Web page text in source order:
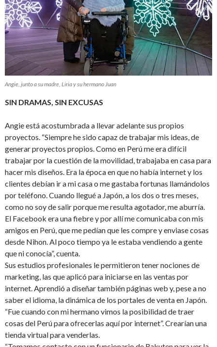
Angie, junto a su madre, Liria y su hermano Juan
SIN DRAMAS, SIN EXCUSAS
Angie está acostumbrada a llevar adelante sus propios
proyectos. “Siempre he sido capaz de trabajar mis ideas, de
generar proyectos propios. Como en Perú me era difícil
trabajar por la cuestión de la movilidad, trabajaba en casa para
hacer mis diseños. Era la época en que no había internet y los
clientes debían ir a mi casa o me gastaba fortunas llamándolos
por teléfono. Cuando llegué a Japón, a los dos o tres meses,
como no soy de salir porque me resulta agotador, me aburría.
El Facebook era una fiebre y por allí me comunicaba con mis
amigos en Perú, que me pedían que les compre y enviase cosas
desde Nihon. Al poco tiempo ya le estaba vendiendo a gente
que ni conocía”, cuenta.
Sus estudios profesionales le permitieron tener nociones de
marketing, las que aplicó para iniciarse en las ventas por
internet. Aprendió a diseñar también páginas web y, pese a no
saber el idioma, la dinámica de los portales de venta en Japón.
“Fue cuando con mi hermano vimos la posibilidad de traer
cosas del Perú para ofrecerlas aquí por internet”. Crearían una
tienda virtual para venderlas.